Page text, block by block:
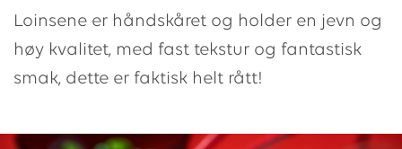
Loinsene er håndskåret og holder en jevn og
høy kvalitet, med fast tekstur og fantastisk
smak, dette er faktisk helt rått!